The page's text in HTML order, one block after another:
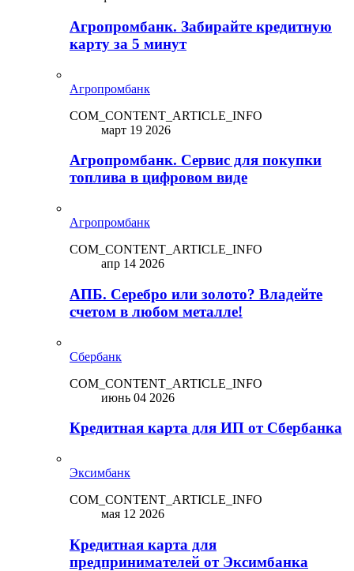
Агропромбанк. Забирайте кредитную
карту за 5 минут
Агропромбанк
COM_CONTENT_ARTICLE_INFO
март 19 2026
Агропромбанк. Сервис для покупки
топлива в цифровом виде
Агропромбанк
COM_CONTENT_ARTICLE_INFO
апр 14 2026
АПБ. Серебро или золото? Владейте
счетом в любом металле!
Сбербанк
COM_CONTENT_ARTICLE_INFO
июнь 04 2026
Кредитная карта для ИП от Сбербанка
Эксимбанк
COM_CONTENT_ARTICLE_INFO
мая 12 2026
Кредитная карта для
предпринимателей от Эксимбанка